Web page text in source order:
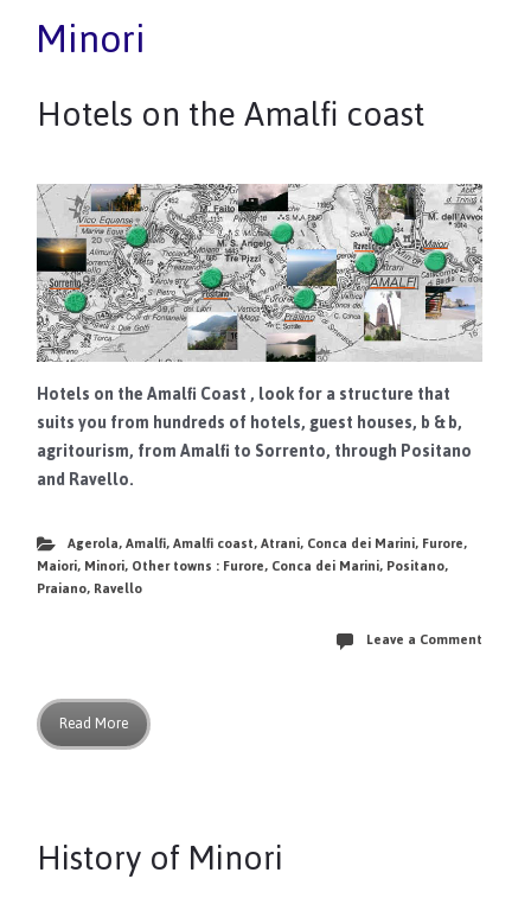
Minori
Hotels on the Amalfi coast
Hotels on the Amalfi Coast, look for a structure that
suits you from hundreds of hotels, guest houses, b & b,
agritourism, from Amalfi to Sorrento, through Positano
and Ravello.
Agerola,Amalfi,Amalfi coast,Atrani,Conca dei Marini,Furore,
Maiori,Minori,Other towns : Furore, Conca dei Marini,Positano,
Praiano,Ravello
Leave a Comment
Read More
History of Minori